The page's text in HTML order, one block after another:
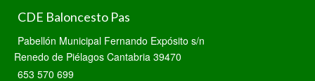
CDE Baloncesto Pas
Pabellón Municipal Fernando Expósito s/n
Renedo de Piélagos Cantabria 39470
653 570 699